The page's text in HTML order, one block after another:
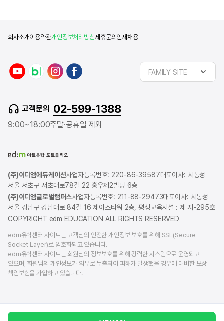
회사소개이용약관개인정보처리방침제휴문의 인재채용
FAMILY SITE
고객문의 02-599-1388
9:00~18:00주말·공휴일 제외
(주)이디엠에듀케이션사업자등록번호: 220-86-39587대표이사: 서동성
서울 서초구 서초대로78길 22 홍우제2빌딩 6층
(주)이디엠글로벌캠퍼스사업자등록번호: 211-88-29473대표이사: 서동성
서울 강남구 강남대로 84길 16 제이스타워 2층, 평생교육시설 : 제 지-295호
COPYRIGHT edm EDUCATION ALL RIGHTS RESERVED
edm유학센터 사이트는 고객님의 안전한 개인정보 보호를 위해 SSL(Secure
Socket Layer)로 암호화되고 있습니다.
edm유학센터 사이트는 회원님의 정보보호를 위해 강력한 시스템으로 운영되고
있으며, 회원님의 개인정보가 외부로 누출되어 피해가 발생했을 경우에 대비한 보상
책임보험을 가입하고 있습니다.